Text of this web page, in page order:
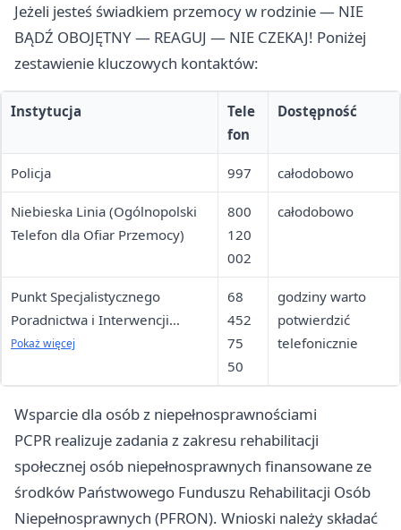
Jeżeli jesteś świadkiem przemocy w rodzinie — NIE
BĄDŹ OBOJĘTNY — REAGUJ — NIE CZEKAJ! Poniżej
zestawienie kluczowych kontaktów:
Instytucja
Tele
fon
Dostępność
Policja 997 całodobowo
Niebieska Linia (Ogólnopolski
Telefon dla Ofiar Przemocy)
800
120
002
całodobowo
Punkt Specjalistycznego
Poradnictwa i Interwencji
Kryzysowej PCPR
Pokaż więcej
68
452
75
50
godziny warto
potwierdzić
telefonicznie
Wsparcie dla osób z niepełnosprawnościami
PCPR realizuje zadania z zakresu rehabilitacji
społecznej osób niepełnosprawnych finansowane ze
środków Państwowego Funduszu Rehabilitacji Osób
Niepełnosprawnych (PFRON). Wnioski należy składać